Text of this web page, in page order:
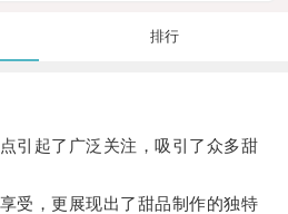
排行
起了广泛关注，吸引了众多甜
，更展现出了甜品制作的独特